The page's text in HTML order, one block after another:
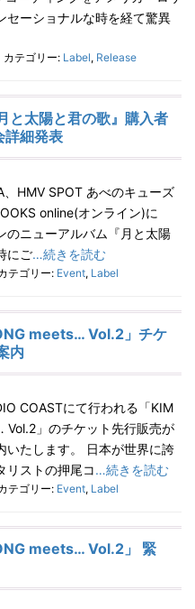
セーショナルな時を経て驚異
カテゴリー: Label, Release
と太陽と君の歌』購入者
詳細発表
、HMV SPOT あべのキューズ
online(オンライン)に
のニューアルバム『月と太陽
にご…続きを読む
テゴリー: Event, Label
meets… Vol.2」チケ
内
COASTにて行われる「KIM
」のチケット先行販売が
いたします。 日本が世界に誇
リストの押尾コ…続きを読む
テゴリー: Event, Label
meets… Vol.2」 緊